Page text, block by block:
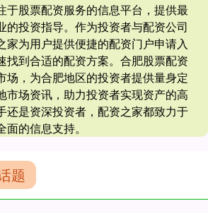
于股票配资服务的信息平台，提供最
的投资指导。作为投资者与配资公司
家为用户提供便捷的配资门户申请入
找到合适的配资方案。合肥股票配资
场，为合肥地区的投资者提供量身定
市场资讯，助力投资者实现资产的高
还是资深投资者，配资之家都致力于
的信息支持。
题